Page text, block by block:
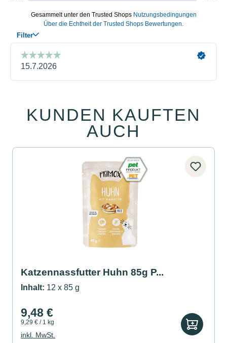
Produktgalerie überspringen
KUNDEN KAUFTEN
AUCH
Katzennassfutter Huhn 85g P...
Inhalt: 12 x 85 g
9,48 €
9,29 € / 1 kg
inkl. MwSt.